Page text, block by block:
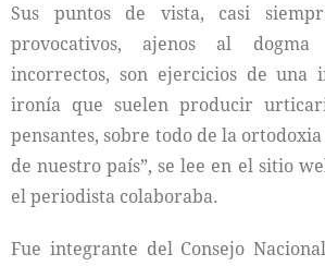
Sus puntos de vista, casi
provocativos, ajenos al dogma
incorrectos, son ejercicios de una
ironía que suelen producir
pensantes, sobre todo de la ortodoxia
de nuestro país”, se lee en el sitio
el periodista colaboraba.
Fue integrante del Consejo